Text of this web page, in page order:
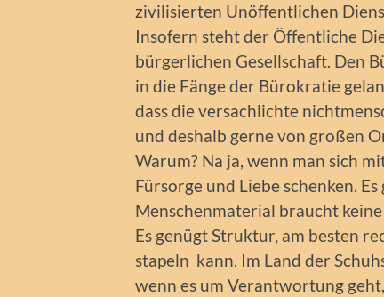
zivilisierten Unöffentlichen
Insofern steht der Öffentliche
bürgerlichen Gesellschaft. Den
in die Fänge der Bürokratie
dass die versachlichte
und deshalb gerne von großen
Warum? Na ja, wenn man sich
Fürsorge und Liebe schenken.
Menschenmaterial braucht
Es genügt Struktur, am besten
stapeln kann. Im Land der
wenn es um Verantwortung